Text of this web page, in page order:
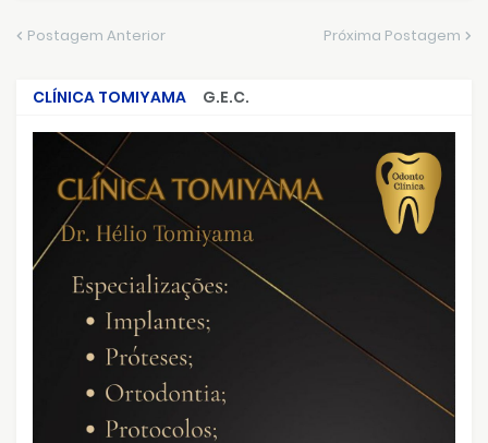
Postagem Anterior Próxima Postagem
CLÍNICA TOMIYAMA
G.E.C.
CRIMES QUE ABALARAM O BRASIL